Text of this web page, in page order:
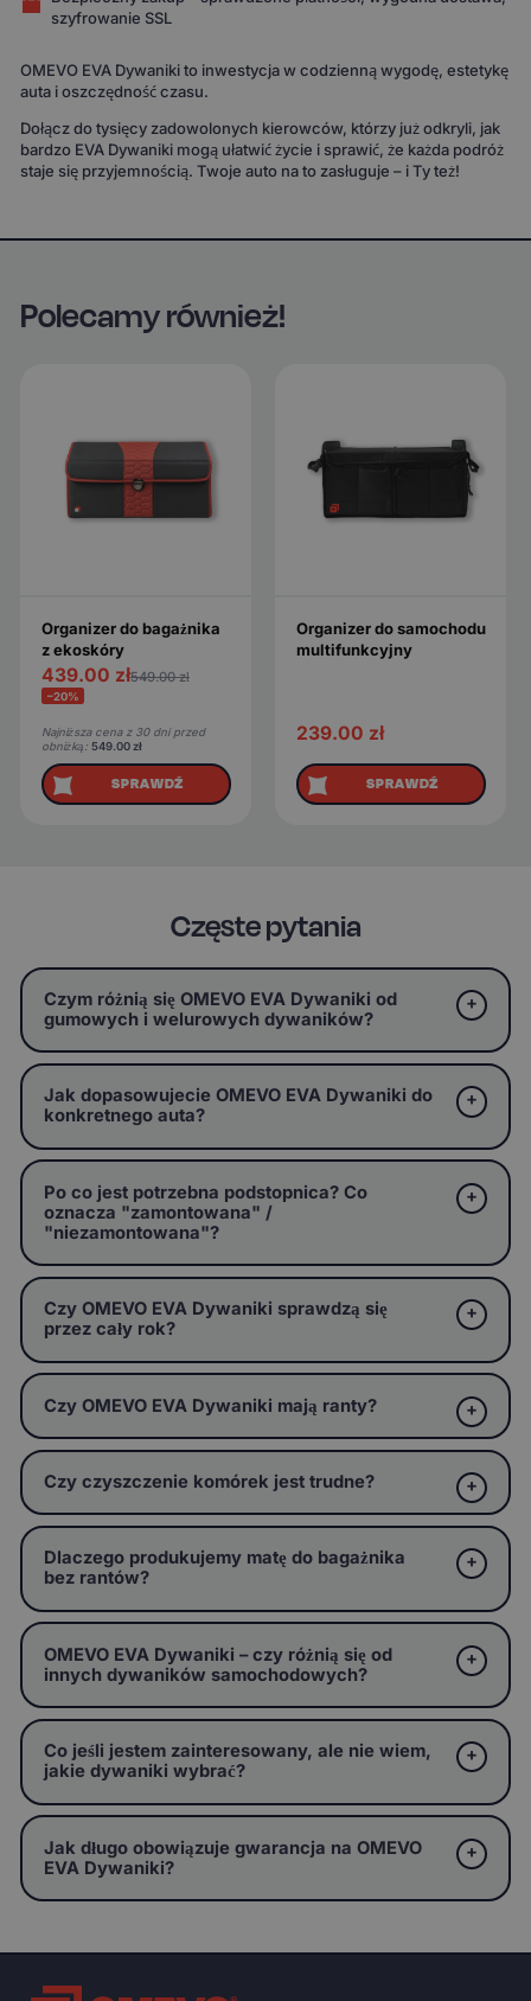
szyfrowanie SSL
OMEVO EVA Dywaniki to inwestycja w codzienną wygodę, estetykę
auta i oszczędność czasu.
Dołącz do tysięcy zadowolonych kierowców, którzy już odkryli, jak
bardzo EVA Dywaniki mogą ułatwić życie i sprawić, że każda podróż
staje się przyjemnością. Twoje auto na to zasługuje – i Ty też!
Polecamy również!
Organizer do bagażnika
z ekoskóry
439.00 zł549.00zł
−20%
Najniższa cena z 30 dni przed
obniżką: 549.00zł
SPRAWDŹ
Organizer do samochodu
multifunkcyjny
239.00 zł
SPRAWDŹ
Częste pytania
Czym różnią się OMEVO EVA Dywaniki od
gumowych i welurowych dywaników?
Jak dopasowujecie OMEVO EVA Dywaniki do
konkretnego auta?
Po co jest potrzebna podstopnica? Co
oznacza "zamontowana" /
"niezamontowana"?
Czy OMEVO EVA Dywaniki sprawdzą się
przez cały rok?
Czy OMEVO EVA Dywaniki mają ranty?
Czy czyszczenie komórek jest trudne?
Dlaczego produkujemy matę do bagażnika
bez rantów?
OMEVO EVA Dywaniki – czy różnią się od
innych dywaników samochodowych?
Co jeśli jestem zainteresowany, ale nie wiem,
jakie dywaniki wybrać?
Jak długo obowiązuje gwarancja na OMEVO
EVA Dywaniki?